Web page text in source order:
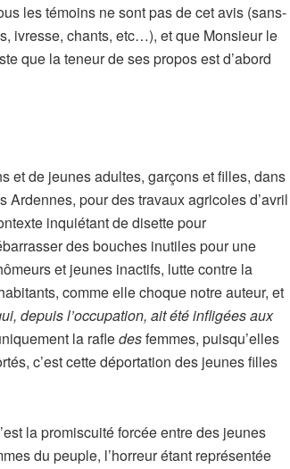
les témoins ne sont pas de cet avis (sans-
ivresse, chants, etc…), et que Monsieur le
que la teneur de ses propos est d’abord
et de jeunes adultes, garçons et filles, dans
pour des travaux agricoles d’avril
inquiétant de disette pour
des bouches inutiles pour une
et jeunes inactifs, lutte contre la
comme elle choque notre auteur, et
depuis l’occupation, ait été infligées aux
la rafledesfemmes, puisqu’elles
c’est cette déportation des jeunes filles
la promiscuité forcée entre des jeunes
du peuple, l’horreur étant représentée